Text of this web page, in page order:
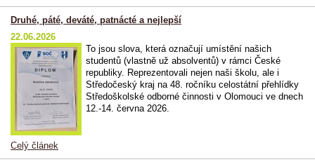
Druhé, páté, deváté, patnácté a nejlepší
22.06.2026
To jsou slova, která označují umístění našich
studentů (vlastně už absolventů) v rámci České
republiky. Reprezentovali nejen naši školu, ale i
Středočeský kraj na 48. ročníku celostátní přehlídky
Středoškolské odborné činnosti v Olomouci ve dnech
12.-14. června 2026.
Celý článek